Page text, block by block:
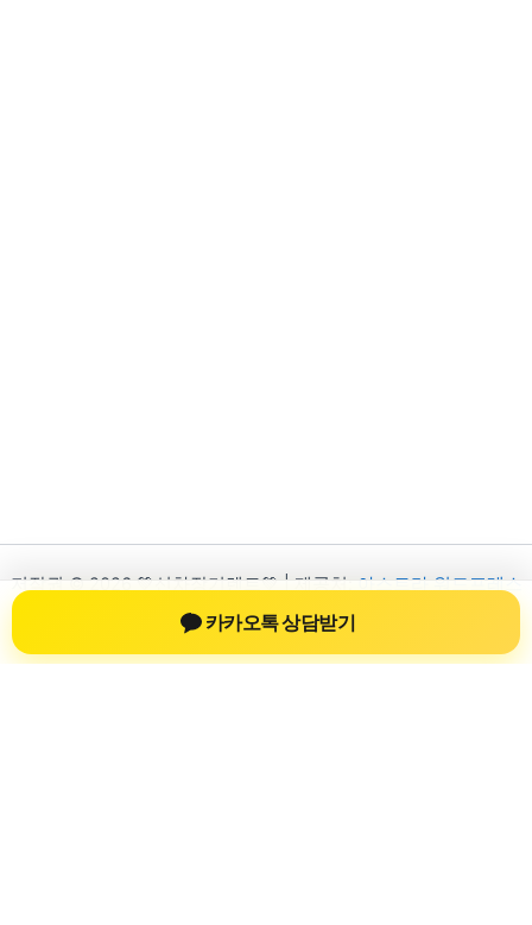
저작권 © 2026 💚신차장기렌트💚 | 제공처:
아스트라 워드프레스
테마
카카오톡 상담받기